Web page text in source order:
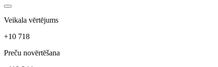
Veikala vērtējums
+10 718
Preču novērtēšana